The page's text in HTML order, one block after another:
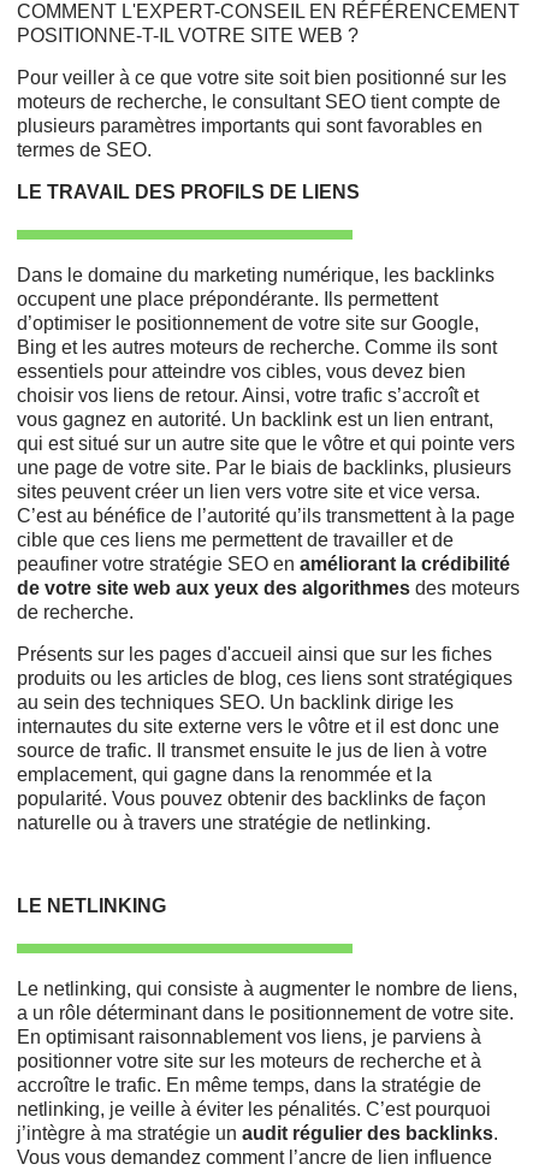
COMMENT L'EXPERT-CONSEIL EN RÉFÉRENCEMENT
POSITIONNE-T-IL VOTRE SITE WEB ?
Pour veiller à ce que votre site soit bien positionné sur les
moteurs de recherche, le consultant SEO tient compte de
plusieurs paramètres importants qui sont favorables en
termes de SEO.
LE TRAVAIL DES PROFILS DE LIENS
Dans le domaine du marketing numérique, les backlinks
occupent une place prépondérante. Ils permettent
d’optimiser le positionnement de votre site sur Google,
Bing et les autres moteurs de recherche. Comme ils sont
essentiels pour atteindre vos cibles, vous devez bien
choisir vos liens de retour. Ainsi, votre trafic s’accroît et
vous gagnez en autorité. Un backlink est un lien entrant,
qui est situé sur un autre site que le vôtre et qui pointe vers
une page de votre site. Par le biais de backlinks, plusieurs
sites peuvent créer un lien vers votre site et vice versa.
C’est au bénéfice de l’autorité qu’ils transmettent à la page
cible que ces liens me permettent de travailler et de
peaufiner votre stratégie SEO enaméliorant la crédibilité
de votre site web aux yeux des algorithmes des moteurs
de recherche.
Présents sur les pages d'accueil ainsi que sur les fiches
produits ou les articles de blog, ces liens sont stratégiques
au sein des techniques SEO. Un backlink dirige les
internautes du site externe vers le vôtre et il est donc une
source de trafic. Il transmet ensuite le jus de lien à votre
emplacement, qui gagne dans la renommée et la
popularité. Vous pouvez obtenir des backlinks de façon
naturelle ou à travers une stratégie de netlinking.
LE NETLINKING
Le netlinking, qui consiste à augmenter le nombre de liens,
a un rôle déterminant dans le positionnement de votre site.
En optimisant raisonnablement vos liens, je parviens à
positionner votre site sur les moteurs de recherche et à
accroître le trafic. En même temps, dans la stratégie de
netlinking, je veille à éviter les pénalités. C’est pourquoi
j’intègre à ma stratégie unaudit régulier des backlinks.
Vous vous demandez comment l’ancre de lien influence